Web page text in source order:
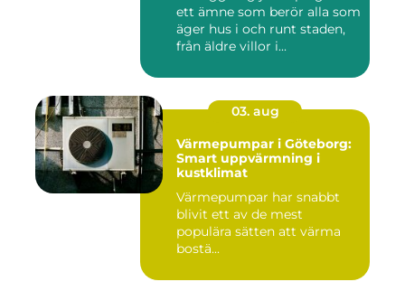
ett ämne som berör alla som
äger hus i och runt staden,
från äldre villor i...
03. aug
Värmepumpar i Göteborg:
Smart uppvärmning i
kustklimat
Värmepumpar har snabbt
blivit ett av de mest
populära sätten att värma
bostä...